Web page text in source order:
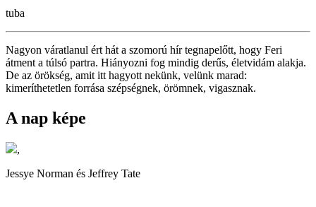
tuba
Nagyon váratlanul ért hát a szomorú hír tegnapelőtt, hogy Feri
átment a túlsó partra. Hiányozni fog mindig derűs, életvidám alakja.
De az örökség, amit itt hagyott nekünk, velünk marad:
kimeríthetetlen forrása szépségnek, örömnek, vigasznak.
A nap képe
,
Jessye Norman és Jeffrey Tate